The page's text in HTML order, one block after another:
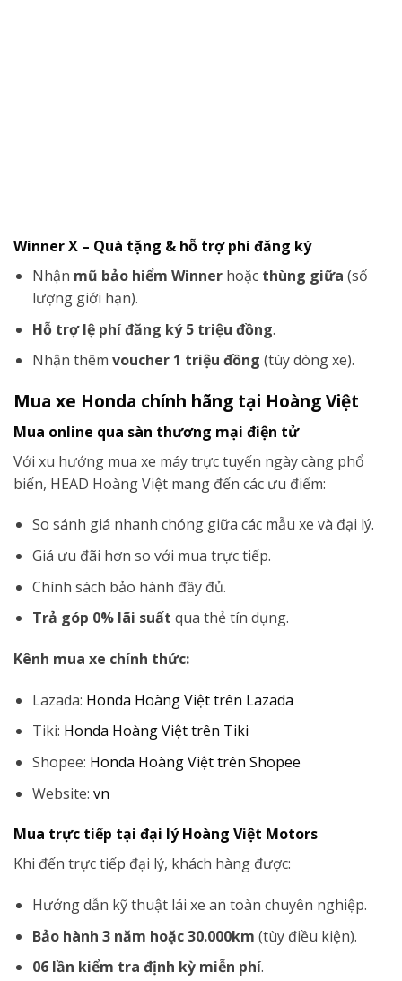
Winner X – Quà tặng & hỗ trợ phí đăng ký
Nhận mũ bảo hiểm Winnerhoặc thùng giữa (số
lượng giới hạn).
Hỗ trợ lệ phí đăng ký 5 triệu đồng.
Nhận thêm voucher 1 triệu đồng (tùy dòng xe).
Mua xe Honda chính hãng tại Hoàng Việt
Mua online qua sàn thương mại điện tử
Với xu hướng mua xe máy trực tuyến ngày càng phổ
biến, HEAD Hoàng Việt mang đến các ưu điểm:
So sánh giá nhanh chóng giữa các mẫu xe và đại lý.
Giá ưu đãi hơn so với mua trực tiếp.
Chính sách bảo hành đầy đủ.
Trả góp 0% lãi suất qua thẻ tín dụng.
Kênh mua xe chính thức:
Lazada: Honda Hoàng Việt trên Lazada
Tiki: Honda Hoàng Việt trên Tiki
Shopee: Honda Hoàng Việt trên Shopee
Website: vn
Mua trực tiếp tại đại lý Hoàng Việt Motors
Khi đến trực tiếp đại lý, khách hàng được:
Hướng dẫn kỹ thuật lái xe an toàn chuyên nghiệp.
Bảo hành 3 năm hoặc 30.000km (tùy điều kiện).
06 lần kiểm tra định kỳ miễn phí.